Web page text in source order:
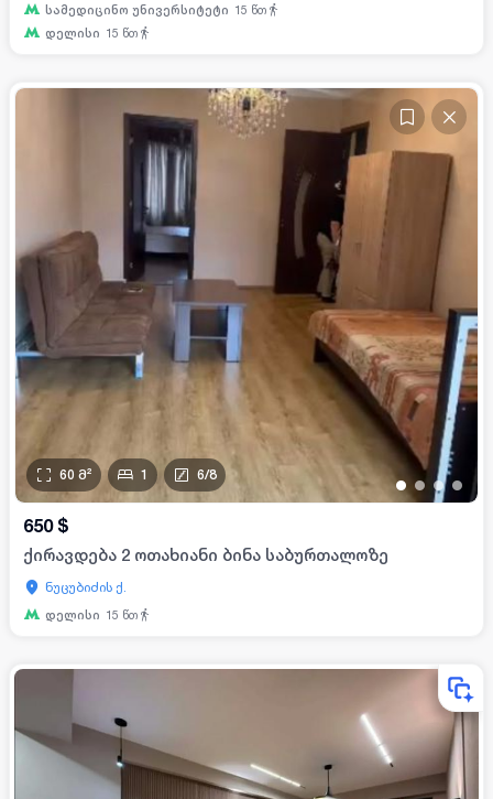
სამედიცინო უნივერსიტეტი 15 წთ
დელისი 15 წთ
•• ••
60 მ² 1 6/8
650 $
ქირავდება 2 ოთახიანი ბინა საბურთალოზე
ნუცუბიძის ქ.
დელისი 15 წთ